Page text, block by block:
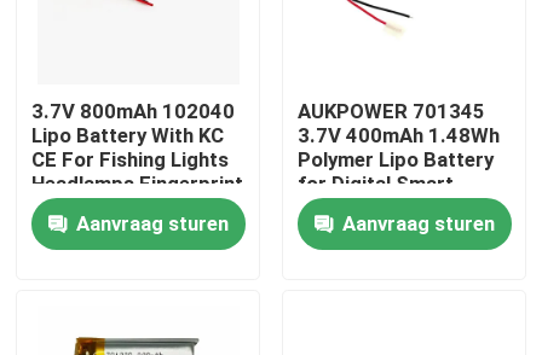
Thuis
Video's
3.7V 800mAh 102040
Lipo Battery With KC
CE For Fishing Lights
Headlamps Fingerprint
Locks Beauty Devices
And Microphones
Aanvraag sturen
AUKPOWER 701345
3.7V 400mAh 1.48Wh
Polymer Lipo Battery
for Digital Smart
Speakers Bluetooth
Earphones and Facial
Cleansing Devices
Aanvraag sturen